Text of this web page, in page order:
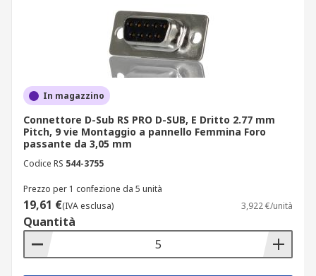
In magazzino
Connettore D-Sub RS PRO D-SUB, E Dritto 2.77 mm
Pitch, 9 vie Montaggio a pannello Femmina Foro
passante da 3,05 mm
Codice RS 544-3755
Prezzo per 1 confezione da 5 unità
19,61 €(IVA esclusa) 3,922 €/unità
Quantità